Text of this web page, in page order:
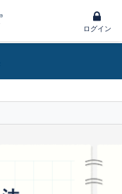
ログイン